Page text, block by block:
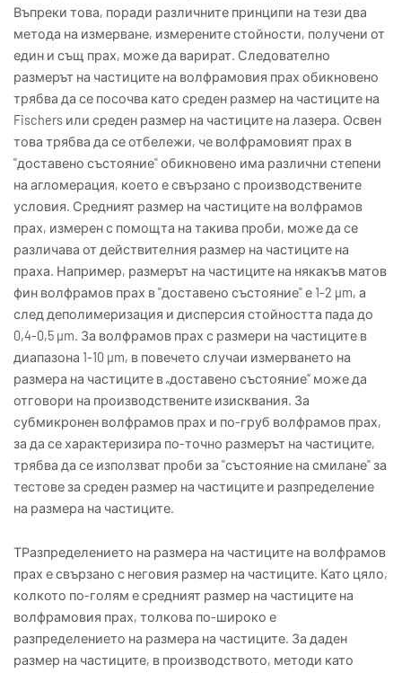
Въпреки това, поради различните принципи на тези два
метода на измерване, измерените стойности, получени от
един и същ прах, може да варират. Следователно
размерът на частиците на волфрамовия прах обикновено
трябва да се посочва като среден размер на частиците на
Fischers или среден размер на частиците на лазера. Освен
това трябва да се отбележи, че волфрамовият прах в
"доставено състояние" обикновено има различни степени
на агломерация, което е свързано с производствените
условия. Средният размер на частиците на волфрамов
прах, измерен с помощта на такива проби, може да се
различава от действителния размер на частиците на
праха. Например, размерът на частиците на някакъв матов
фин волфрамов прах в "доставено състояние" е 1-2 μm, а
след деполимеризация и дисперсия стойността пада до
0,4-0,5 μm. За волфрамов прах с размери на частиците в
диапазона 1-10 μm, в повечето случаи измерването на
размера на частиците в „доставено състояние“ може да
отговори на производствените изисквания. За
субмикронен волфрамов прах и по-груб волфрамов прах,
за да се характеризира по-точно размерът на частиците,
трябва да се използват проби за "състояние на смилане" за
тестове за среден размер на частиците и разпределение
на размера на частиците.
ТРазпределението на размера на частиците на волфрамов
прах е свързано с неговия размер на частиците. Като цяло,
колкото по-голям е средният размер на частиците на
волфрамовия прах, толкова по-широко е
разпределението на размера на частиците. За даден
размер на частиците, в производството, методи като